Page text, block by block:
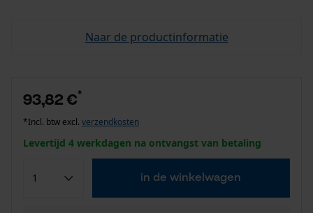
Naar de productinformatie
93,82 €*
*Incl. btw excl. verzendkosten
Levertijd 4 werkdagen na ontvangst van betaling
in de winkelwagen